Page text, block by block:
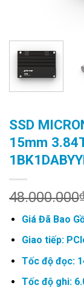
SSD
15mm
48.000.000
Giá Đã Bao
Giao tiếp:
Tốc độ đọc:
Tốc độ ghi: